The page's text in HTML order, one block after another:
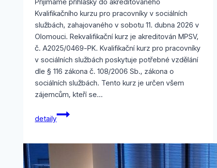
Kvalifikačního kurzu pro pracovníky v sociálních
službách, zahajovaného v sobotu 11. dubna 2026 v
Olomouci. Rekvalifikační kurz je akreditován MPSV,
č. A2025/0469-PK. Kvalifikační kurz pro pracovníky
v sociálních službách poskytuje potřebné vzdělání
dle § 116 zákona č. 108/2006 Sb., zákona o
sociálních službách. Tento kurz je určen všem
zájemcům, kteří se…
detaily
Přijímáme
přihlášky